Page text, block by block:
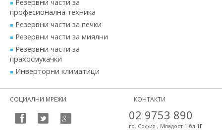
Резервни части за
професионална техника
Резервни части за печки
Резервни части за миялни
Резервни части за
прахосмукачки
Инверторни климатици
СОЦИАЛНИ МРЕЖИ КОНТАКТИ
02 9753 890
гр. София , Младост 1 бл.1Г